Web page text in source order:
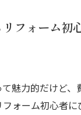
フォーム初
魅力的だけど、
ォーム初心者に